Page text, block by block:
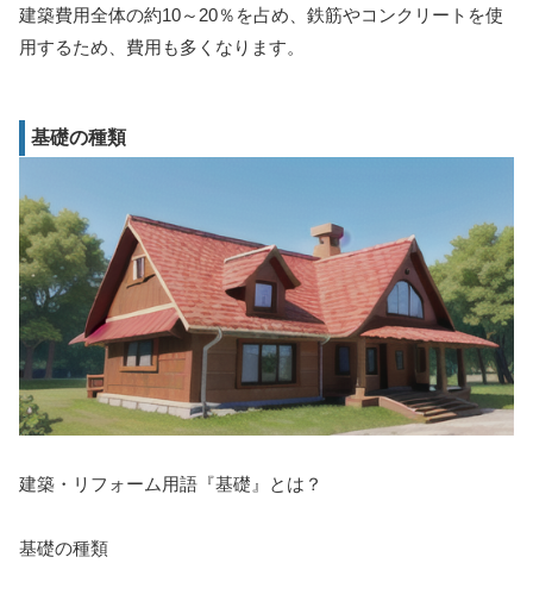
建築費用全体の約10～20％を占め、鉄筋やコンクリートを使
用するため、費用も多くなります。
基礎の種類
建築・リフォーム用語『基礎』とは？
基礎の種類